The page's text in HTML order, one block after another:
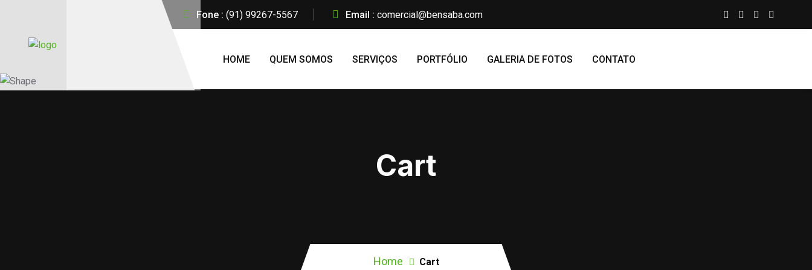
Fone : (91) 99267-5567 Email : comercial@bensaba.com
HOME QUEM SOMOS SERVIÇOS PORTFÓLIO GALERIA DE FOTOS CONTATO
Cart
Home Cart